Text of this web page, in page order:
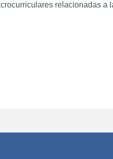
relacionadas